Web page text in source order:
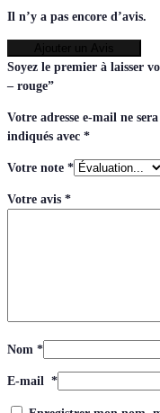
Il n’y a pas encore d’avis.
Soyez le premier à laisser
– rouge”
Votre adresse e-mail ne
indiqués avec *
Votre note *
Votre avis *
Nom *
E-mail *